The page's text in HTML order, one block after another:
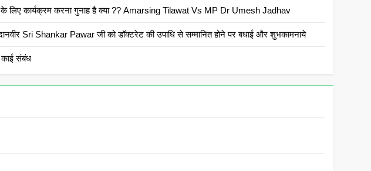
लिए कार्यक्रम करना गुनाह है क्या ?? Amarsing Tilawat Vs MP Dr Umesh Jadhav
Sri Shankar Pawar जी को डॉक्टरेट की उपाधि से सम्मानित होने पर बधाई और शुभकामनाये
काई संबंध